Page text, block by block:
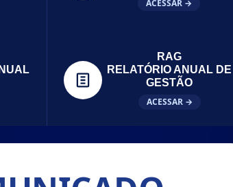
ACESSAR →
RAG
RELATÓRIO ANUAL DE
GESTÃO
ACESSAR →